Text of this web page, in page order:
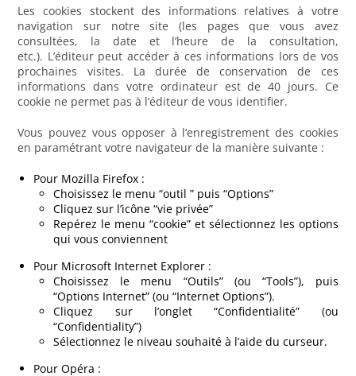
Les cookies stockent des informations relatives à votre
navigation sur notre site (les pages que vous avez
consultées, la date et l’heure de la consultation,
etc.). L’éditeur peut accéder à ces informations lors de vos
prochaines visites. La durée de conservation de ces
informations dans votre ordinateur est de 40 jours. Ce
cookie ne permet pas à l’éditeur de vous identifier.
Vous pouvez vous opposer à l’enregistrement des cookies
en paramétrant votre navigateur de la manière suivante :
Pour Mozilla Firefox :
Choisissez le menu “outil ” puis “Options”
Cliquez sur l’icône “vie privée”
Repérez le menu “cookie” et sélectionnez les options
qui vous conviennent
Pour Microsoft Internet Explorer :
Choisissez le menu “Outils” (ou “Tools”), puis
“Options Internet” (ou “Internet Options”).
Cliquez sur l’onglet “Confidentialité” (ou
“Confidentiality”)
Sélectionnez le niveau souhaité à l’aide du curseur.
Pour Opéra :